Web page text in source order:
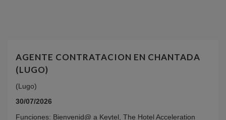
AGENTE CONTRATACION EN CHANTADA
(LUGO)
(Lugo)
30/07/2026
Funciones: Bienvenid@ a Keytel, The Hotel Acceleration